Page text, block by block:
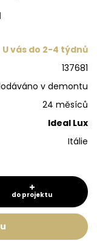
U vás do 2-4 týdnů
137681
v demontu
24 měsíců
Ideal Lux
Itálie
do projektu